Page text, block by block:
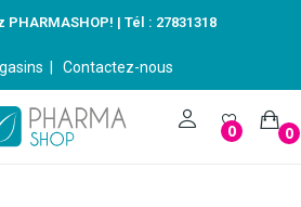
PHARMASHOP! | Tél : 27831318
Contactez-nous
0 0